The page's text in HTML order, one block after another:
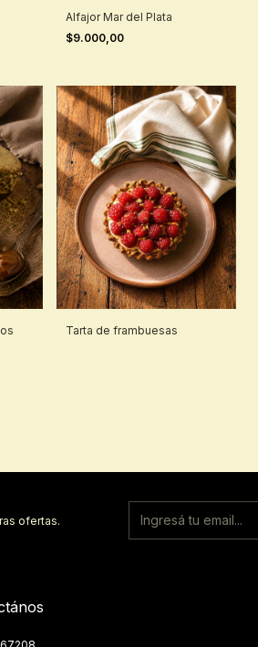
Alfajor Mar del Plata
$9.000,00
Tarta de frambuesas
ofertas.